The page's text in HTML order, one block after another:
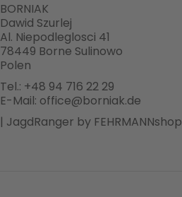
BORNIAK
Dawid Szurlej
Al. Niepodleglosci 41
78449 Borne Sulinowo
Polen
Tel.: +48 94 716 22 29
E-Mail: office@borniak.de
| JagdRanger by FEHRMANNshop